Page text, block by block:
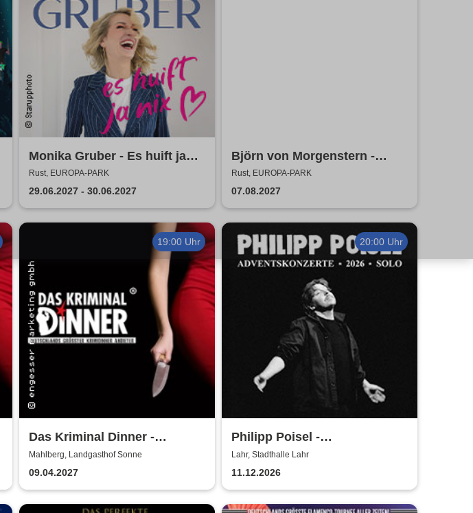
Monika Gruber - Es huift ja
nix
Rust, EUROPA-PARK
29.06.2027 - 30.06.2027
Björn von Morgenstern -
Kreisverkehrfest
Rust, EUROPA-PARK
07.08.2027
19:00 Uhr
Das Kriminal Dinner -
Alpenkrimi: Knödelmord beim
Gipfeltreffen
Mahlberg, Landgasthof Sonne
09.04.2027
20:00 Uhr
Philipp Poisel -
Adventskonzerte 2026 - Solo
Lahr, Stadthalle Lahr
11.12.2026